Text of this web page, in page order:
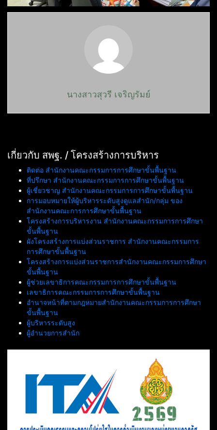
นางสาวสุวรี เจริญรัมย์
เกี่ยวกับ สพฐ. / โครงสร้างการบริหาร
ติดต่อ สำนักงานคณะกรรมการการศึกษาขั้นพื้นฐาน
ที่ปรึกษา สำนักงานคณะกรรมการการศึกษาขั้นพื้นฐาน
ผู้เชี่ยวชาญ สำนักงานคณะกรรมการการศึกษาขั้นพื้นฐาน
การมอบหมายให้ผู้บริหารระดับสูงดูแลสำนัก/กลุ่ม ของ
สำนักงานคณะการการศึกษาขั้นพื้นฐาน
โครงสร้างการบริหารงาน สำนักงานคณะกรรมการการศึกษา
ขั้นพื้นฐาน
ผังโครงสร้างการแบ่งส่วนราชการ สำนักงานคณะกรรมการ
การศึกษาขั้นพื้นฐาน
โครงสร้างการแบ่งส่วนราชการสำนักงานคณะกรรมการศึกษา
ขั้นพื้นฐาน
ผู้ช่วยเลขาธิการคณะกรรมการการศึกษาขั้นพื้นฐาน
เลขาธิการคณะกรรมการการศึกษาขั้นพื้นฐาน
อำนาจหน้าที่ตามกฎหมายสำนักงานคณะกรรมการการศึกษา
ขั้นพื้นฐาน
ผู้บริหารระดับสูง
ผู้อำนวยการสำนัก